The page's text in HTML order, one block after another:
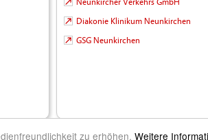
zu erhöhen. Weitere
Neunkircher Verkehrs GmbH
Diakonie Klinikum Neunkirchen
GSG Neunkirchen
- Die Stadt zum Leben |Kontakt|Impressum|